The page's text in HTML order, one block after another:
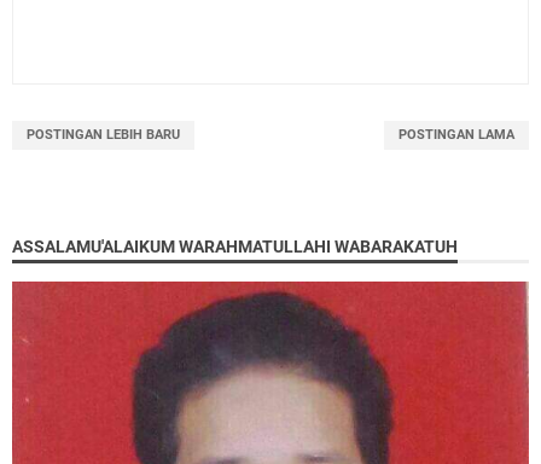
POSTINGAN LEBIH BARU POSTINGAN LAMA
ASSALAMU'ALAIKUM WARAHMATULLAHI WABARAKATUH